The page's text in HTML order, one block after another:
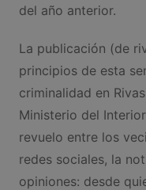
del año anterior.
La publicación (de
principios de esta
criminalidad en
Ministerio del
revuelo entre los
redes sociales, la
opiniones: desde